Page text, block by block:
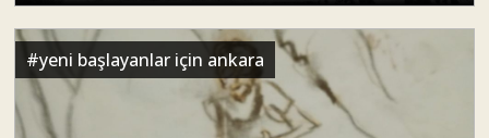
#yeni başlayanlar için ankara